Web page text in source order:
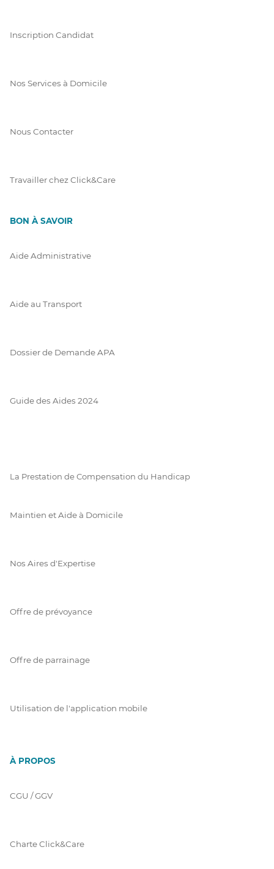
Inscription Candidat
Nos Services à Domicile
Nous Contacter
Travailler chez Click&Care
BON À SAVOIR
Aide Administrative
Aide au Transport
Dossier de Demande APA
Guide des Aides 2024
La Prestation de Compensation du Handicap
Maintien et Aide à Domicile
Nos Aires d'Expertise
Offre de prévoyance
Offre de parrainage
Utilisation de l'application mobile
À PROPOS
CGU / GGV
Charte Click&Care